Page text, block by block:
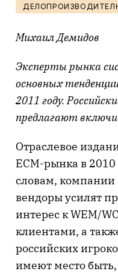
Михаил Демидов
Эксперты рынка
основных
2011 году.
предлагают
Отраслевое
ECM-рынка в 2010
словам, компании
вендоры усилят
интерес к WEM/
клиентами, а
российских
имеют место